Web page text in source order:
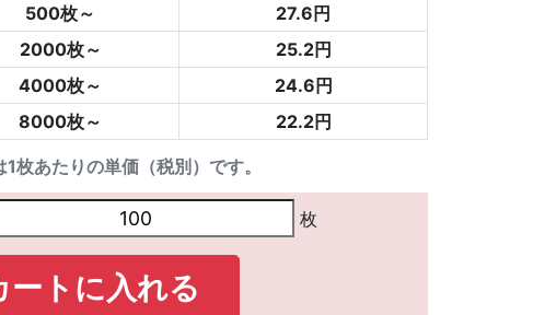
枚あたりの単価（税別）です。
500枚～
27.6円
2000枚～
25.2円
4000枚～
24.6円
8000枚～
22.2円
枚
ートに入れる